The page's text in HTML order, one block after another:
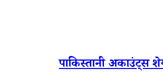
पाकिस्तानी अकाउंट्स